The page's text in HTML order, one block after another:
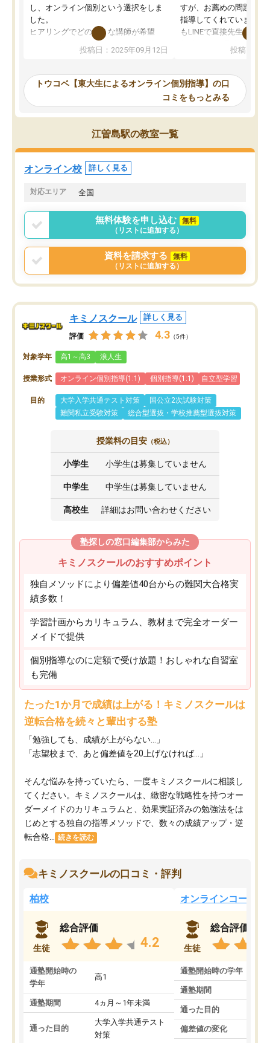
し、オンライン個別という選択をしま
した。
ヒアリングでどのような講師が希望
か、オプションは付帯するかなど選ぶ
事が出来ました。
ーティングを行い、その講師で良いか
見てから講師を決定する事ができま
す。
うちの子は、初回面談の講師の方で決
オンラインツールを使用した単語帳の
共有があり宿題もそちらで出される形
でした。
言う事で講師変更の申し出があり、あ
まりに短期での変更だった為、塾に通
う事にして退会しました。遅れも取り
戻せ、授業内容や講師の方は良かった
と思います。
投稿日：2025年09月12日
すが、お薦めの問題集や
指導してくれています。
もLINEで直接先生に質問
めれるので、個人に合
いなのがあり(有料)、受
ことをどんなスケジュー
くか相談したのですが、
ち期待したものではなく
くなってきたようなので
投稿日：
トウコベ【東大生によるオンライン個別指導】の口
コミをもっとみる
江曽島駅の教室一覧
オンライン校 詳しく見る
対応エリア 全国
無料体験を申し込む
無料
（リストに追加する）
資料を請求する
無料
（リストに追加する）
キミノスクール 詳しく見る
評価 4.3 （5件）
対象学年 高1～高3 浪人生
授業形式 オンライン個別指導(1:1) 個別指導(1:1) 自立型学習
目的 大学入学共通テスト対策
国公立2次試験対策
難関私立受験対策
総合型選抜・学校推薦型選抜対策
授業料の目安 （税込）
小学生 小学生は募集していません
中学生 中学生は募集していません
高校生 詳細はお問い合わせください
塾探しの窓口編集部からみた
キミノスクールのおすすめポイント
独自メソッドにより偏差値40台からの難関大合格実
績多数！
学習計画からカリキュラム、教材まで完全オーダー
メイドで提供
個別指導なのに定額で受け放題！おしゃれな自習室
も完備
たった1か月で成績は上がる！キミノスクールは
逆転合格を続々と輩出する塾
「勉強しても、成績が上がらない…」
「志望校まで、あと偏差値を20上げなければ…」
そんな悩みを持っていたら、一度キミノスクールに相談し
てください。キミノスクールは、緻密な戦略性を持つオー
ダーメイドのカリキュラムと、効果実証済みの勉強法をは
じめとする独自の指導メソッドで、数々の成績アップ・逆
転合格...
続きを読む
キミノスクールの口コミ・評判
柏校
生徒
総合評価
4.2
通塾開始時の
学年
高1
通塾期間 4ヵ月～1年未満
通った目的
大学入学共通テスト
対策
オンラインコース
生徒
総合評価
通塾開始時の学年
通塾期間
通った目的
偏差値の変化